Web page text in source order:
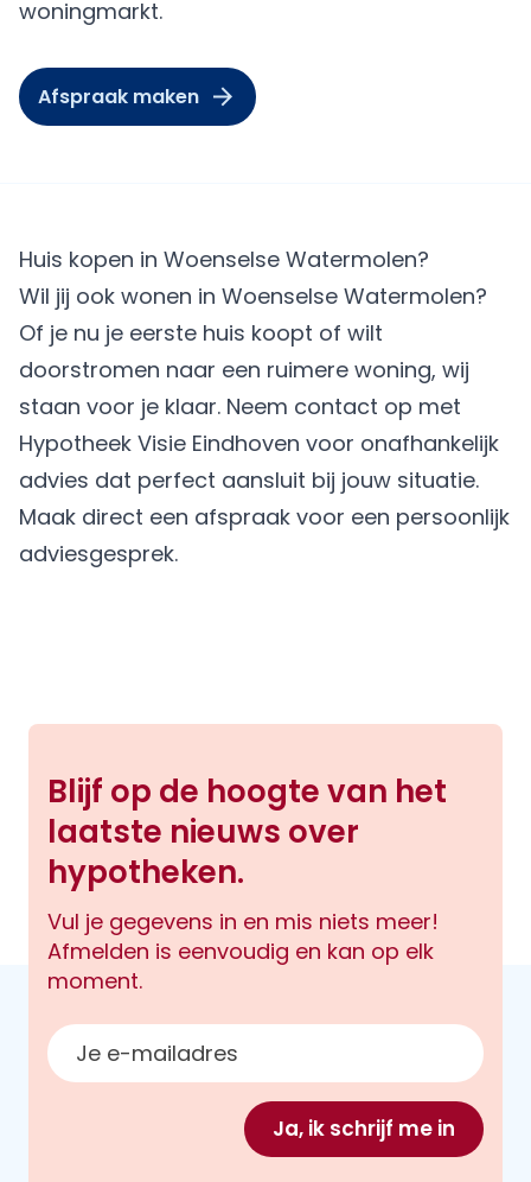
woningmarkt.
Afspraak maken
Huis kopen in Woenselse Watermolen?
Wil jij ook wonen in Woenselse Watermolen?
Of je nu je eerste huis koopt of wilt
doorstromen naar een ruimere woning, wij
staan voor je klaar. Neem contact op met
Hypotheek Visie Eindhoven voor onafhankelijk
advies dat perfect aansluit bij jouw situatie.
Maak direct een afspraak voor een persoonlijk
adviesgesprek.
Blijf op de hoogte van het
laatste nieuws over
hypotheken.
Vul je gegevens in en mis niets meer!
Afmelden is eenvoudig en kan op elk
moment.
E-mailadres
Ja, ik schrijf me in